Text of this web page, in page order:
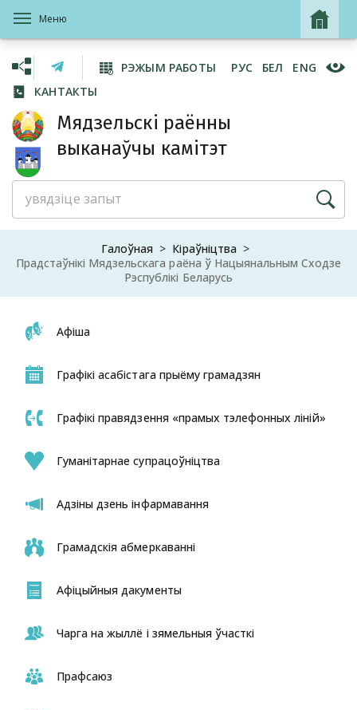
Меню
КАНТАКТЫ
РЭЖЫМ РАБОТЫ РУС БЕЛ ENG
Мядзельскі раённы
выканаўчы камітэт
Галоўная
Кіраўніцтва
Прадстаўнікі Мядзельскага раёна ў Нацыянальным Сходзе
Рэспублікі Беларусь
Афіша
Графікі асабістага прыёму грамадзян
Графікі правядзення «прамых тэлефонных ліній»
Гуманітарнае супрацоўніцтва
Адзіны дзень інфармавання
Грамадскія абмеркаванні
Афіцыйныя дакументы
Чарга на жыллё і зямельныя ўчасткі
Прафсаюз